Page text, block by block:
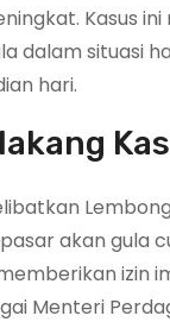
Kasus
dalam situasi
hari.
akan gula
izin
Menteri